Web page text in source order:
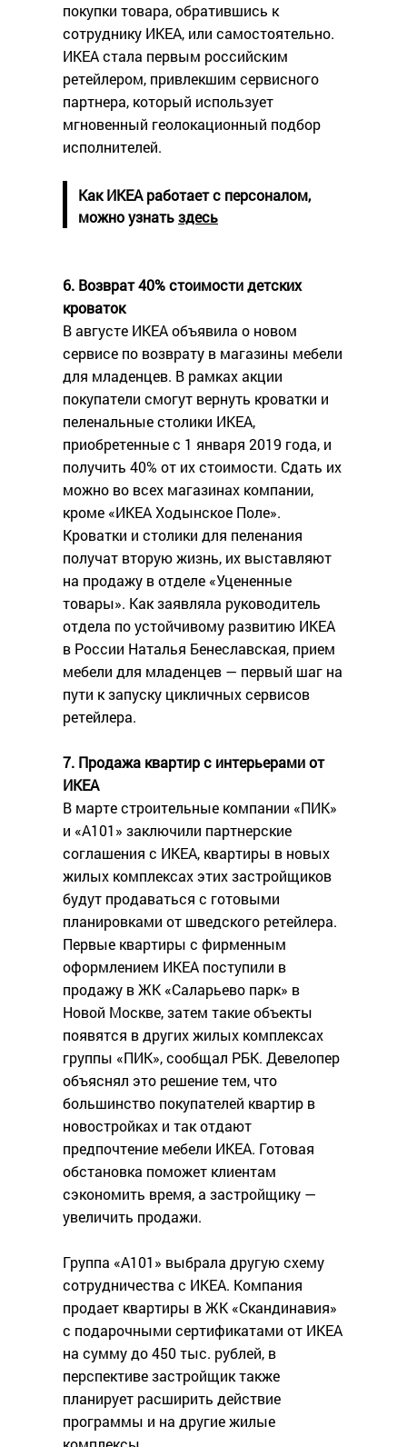
покупки товара, обратившись к
сотруднику ИКЕА, или самостоятельно.
ИКЕА стала первым российским
ретейлером, привлекшим сервисного
партнера, который использует
мгновенный геолокационный подбор
исполнителей.
Как ИКЕА работает с персоналом,
можно узнатьздесь
6. Возврат 40% стоимости детских
кроваток
В августе ИКЕА объявила о новом
сервисе по возврату в магазины мебели
для младенцев. В рамках акции
покупатели смогут вернуть кроватки и
пеленальные столики ИКЕА,
приобретенные с 1 января 2019 года, и
получить 40% от их стоимости. Сдать их
можно во всех магазинах компании,
кроме «ИКЕА Ходынское Поле».
Кроватки и столики для пеленания
получат вторую жизнь, их выставляют
на продажу в отделе «Уцененные
товары». Как заявляла руководитель
отдела по устойчивому развитию ИКЕА
в России Наталья Бенеславская, прием
мебели для младенцев — первый шаг на
пути к запуску цикличных сервисов
ретейлера.
7. Продажа квартир с интерьерами от
ИKEA
В марте строительные компании «ПИК»
и «А101» заключили партнерские
соглашения с ИKEA, квартиры в новых
жилых комплексах этих застройщиков
будут продаваться с готовыми
планировками от шведского ретейлера.
Первые квартиры с фирменным
оформлением ИКЕА поступили в
продажу в ЖК «Саларьево парк» в
Новой Москве, затем такие объекты
появятся в других жилых комплексах
группы «ПИК», сообщал РБК. Девелопер
объяснял это решение тем, что
большинство покупателей квартир в
новостройках и так отдают
предпочтение мебели ИKEA. Готовая
обстановка поможет клиентам
сэкономить время, а застройщику —
увеличить продажи.
Группа «А101» выбрала другую схему
сотрудничества с ИКЕА. Компания
продает квартиры в ЖК «Скандинавия»
с подарочными сертификатами от ИКЕА
на сумму до 450 тыс. рублей, в
перспективе застройщик также
планирует расширить действие
программы и на другие жилые